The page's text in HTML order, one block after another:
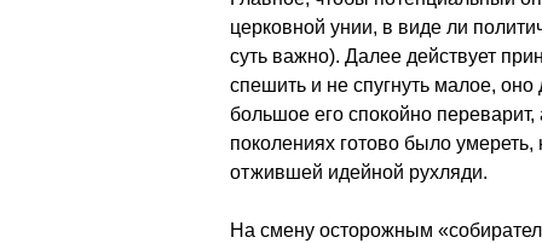
церковной унии, в виде ли
суть важно). Далее действует
спешить и не спугнуть малое,
большое его спокойно
поколениях готово было
отжившей идейной рухляди.
На смену осторожным